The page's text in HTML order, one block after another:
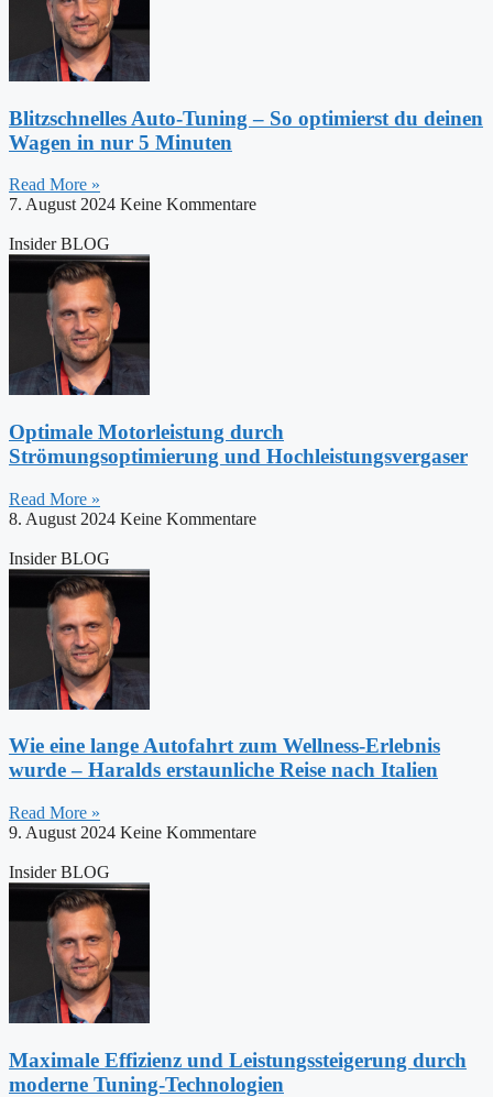
Blitzschnelles Auto-Tuning – So optimierst du deinen
Wagen in nur 5 Minuten
Read More »
7. August 2024 Keine Kommentare
Insider BLOG
Optimale Motorleistung durch
Strömungsoptimierung und Hochleistungsvergaser
Read More »
8. August 2024 Keine Kommentare
Insider BLOG
Wie eine lange Autofahrt zum Wellness-Erlebnis
wurde – Haralds erstaunliche Reise nach Italien
Read More »
9. August 2024 Keine Kommentare
Insider BLOG
Maximale Effizienz und Leistungssteigerung durch
moderne Tuning-Technologien